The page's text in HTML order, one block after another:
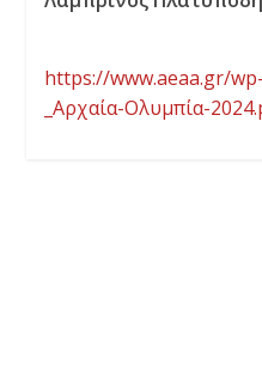
https://www.aeaa.gr/
_Αρχαία-Ολυμπία-